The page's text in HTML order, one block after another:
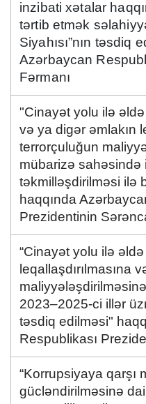
inzibati xətalar
tərtib etmək
Siyahısı”nın təsdiq
Azərbaycan
Fərmanı
"Cinayət yolu ilə
və ya digər əmlakın
terrorçuluğun
mübarizə sahəsində
təkmilləşdirilməsi ilə
haqqında
Prezidentinin
“Cinayət yolu ilə
leqallaşdırılmasına
2023–2025-ci illər
təsdiq edilməsi"
Respublikası
“Korrupsiyaya qarşı
gücləndirilməsinə